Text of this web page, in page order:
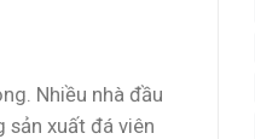
Nhiều nhà đầu
xuất đá viên